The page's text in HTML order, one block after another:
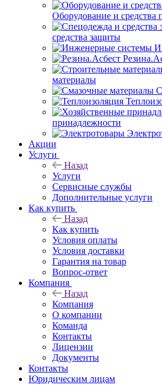
Оборудование и средства
средства защиты
материалы
принадлежности
Акции
Услуги
Назад
Услуги
Сервисные службы
Дополнительные услуги
Как купить
Назад
Как купить
Условия оплаты
Условия доставки
Гарантия на товар
Вопрос-ответ
Компания
Назад
Компания
О компании
Команда
Контакты
Лицензии
Документы
Контакты
Юридическим лицам